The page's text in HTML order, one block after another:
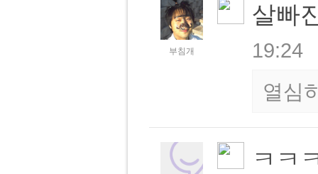
부침개
살빠
19:24
열심
ㅋㅋ